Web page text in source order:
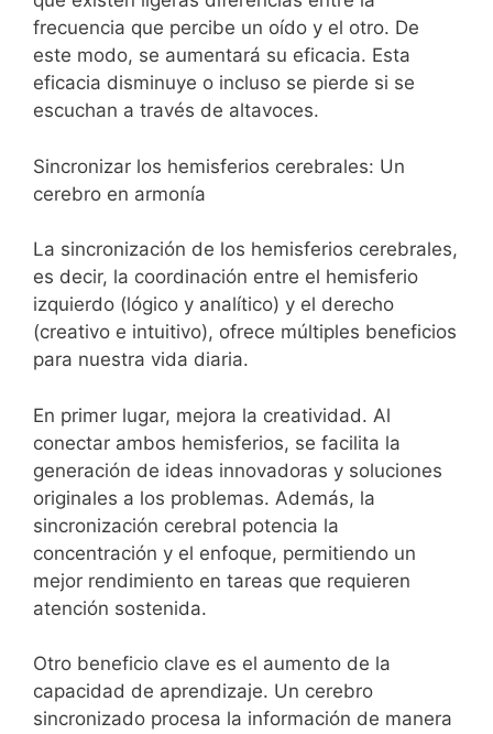
frecuencia que percibe un oído y el otro. De
este modo, se aumentará su eficacia. Esta
eficacia disminuye o incluso se pierde si se
escuchan a través de altavoces.
Sincronizar los hemisferios cerebrales: Un
cerebro en armonía
La sincronización de los hemisferios cerebrales,
es decir, la coordinación entre el hemisferio
izquierdo (lógico y analítico) y el derecho
(creativo e intuitivo), ofrece múltiples beneficios
para nuestra vida diaria.
En primer lugar, mejora la creatividad. Al
conectar ambos hemisferios, se facilita la
generación de ideas innovadoras y soluciones
originales a los problemas. Además, la
sincronización cerebral potencia la
concentración y el enfoque, permitiendo un
mejor rendimiento en tareas que requieren
atención sostenida.
Otro beneficio clave es el aumento de la
capacidad de aprendizaje. Un cerebro
sincronizado procesa la información de manera